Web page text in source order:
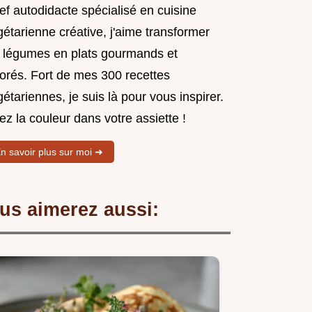
autodidacte spécialisé en cuisine
créative, j'aime transformer
légumes en plats gourmands et
Fort de mes 300 recettes
je suis là pour vous inspirer.
la couleur dans votre assiette !
savoir plus sur moi ➜
aimerez aussi: